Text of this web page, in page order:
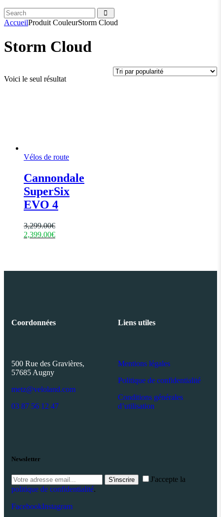
AccueilProduit CouleurStorm Cloud
Storm Cloud
Voici le seul résultat
Vélos de route
Cannondale
SuperSix
EVO 4
3,299.00€
2,399.00€
Coordonnées
500 Rue des Gravières,
57685 Augny
metz@veloland.com
03 87 56 12 47
Liens utiles
Mentions légales
Politique de confidentialité
Conditions générales
d’utilisation
Newsletter
S'inscrire
J'accepte la
politique de confidentialité.
FacebookInstagram